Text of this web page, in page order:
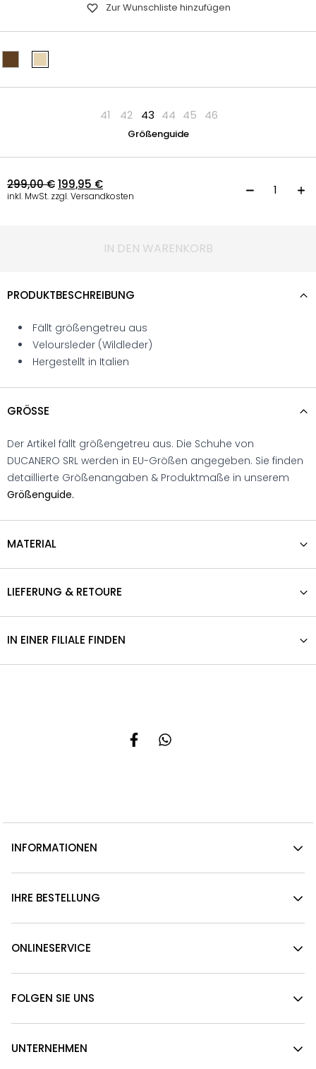
Zur Wunschliste hinzufügen
41 42 43 44 45 46
Größenguide
299,00€199,95 €
inkl. MwSt. zzgl. Versandkosten
IN DEN WARENKORB
PRODUKTBESCHREIBUNG
Fällt größengetreu aus
Veloursleder (Wildleder)
Hergestellt in Italien
GRÖSSE
Der Artikel fällt größengetreu aus. Die Schuhe von
DUCANERO SRL werden in EU-Größen angegeben. Sie finden
detaillierte Größenangaben & Produktmaße in unserem
Größenguide.
MATERIAL
LIEFERUNG & RETOURE
IN EINER FILIALE FINDEN
INFORMATIONEN
IHRE BESTELLUNG
ONLINESERVICE
FOLGEN SIE UNS
UNTERNEHMEN